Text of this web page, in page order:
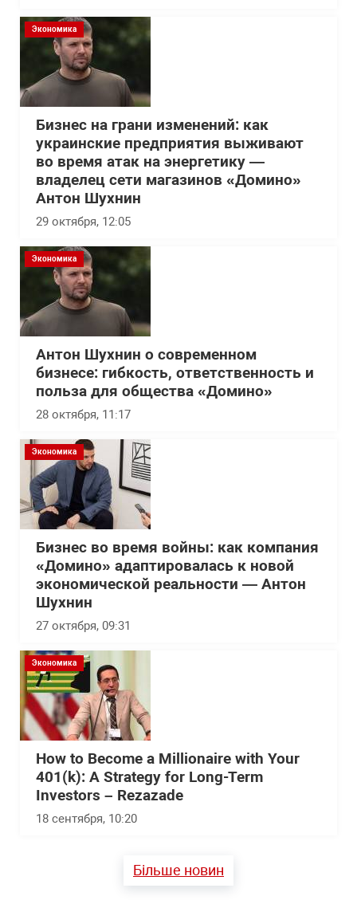
Экономика
Бизнес на грани изменений: как
украинские предприятия выживают
во время атак на энергетику —
владелец сети магазинов «Домино»
Антон Шухнин
29 октября, 12:05
Экономика
Антон Шухнин о современном
бизнесе: гибкость, ответственность и
польза для общества «Домино»
28 октября, 11:17
Экономика
Бизнес во время войны: как компания
«Домино» адаптировалась к новой
экономической реальности — Антон
Шухнин
27 октября, 09:31
Экономика
How to Become a Millionaire with Your
401(k): A Strategy for Long-Term
Investors – Rezazade
18 сентября, 10:20
Більше новин